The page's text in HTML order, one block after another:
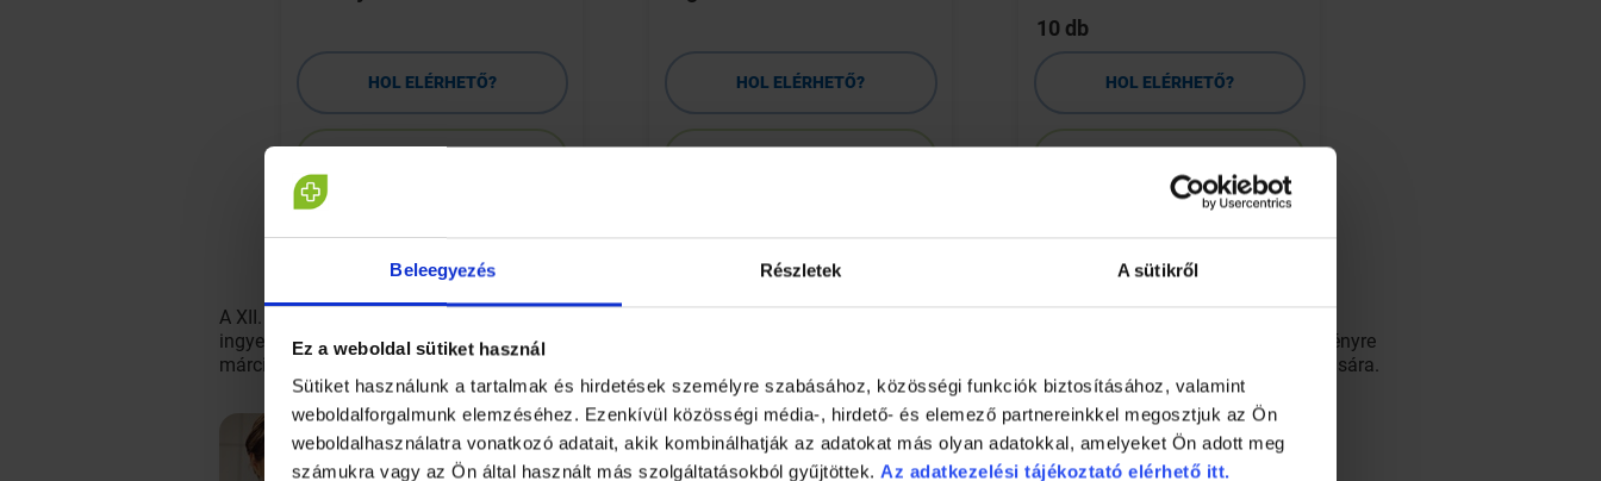
Beleegyezés Részletek A sütikről
Ez a weboldal sütiket használ
Sütiket használunk a tartalmak és hirdetések személyre szabásához, közösségi funkciók biztosításához, valamint
weboldalforgalmunk elemzéséhez. Ezenkívül közösségi média-, hirdető- és elemező partnereinkkel megosztjuk az Ön
weboldalhasználatra vonatkozó adatait, akik kombinálhatják az adatokat más olyan adatokkal, amelyeket Ön adott meg
számukra vagy az Ön által használt más szolgáltatásokból gyűjtöttek. Az adatkezelési tájékoztató elérhető itt.
HOL ELÉRHETŐ? HOL ELÉRHETŐ?
10 db
HOL ELÉRHETŐ?
A XII. kerületi fogászati rendelő harmadik alkalommal rendezi meg nagysikerű PreFog szűrőnapját, ahol a rendezvényre látogatók
ingyenesen megvizsgáltathatják fogaikat és személyre szabott szájhigiéniás tanácsokat kaphatnak a program szakértőitől. Az eseményre
március 26-án, szombaton 10 és 15 óra között kerül sor, ami a kismamáknak is kiváló lehetőséget nyújt fogaik állapotának kivizsgálására.